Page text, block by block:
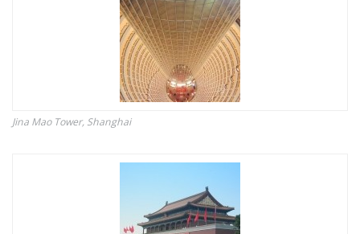
Jina Mao Tower, Shanghai